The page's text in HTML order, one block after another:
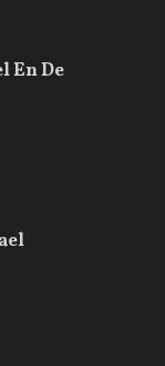
En De